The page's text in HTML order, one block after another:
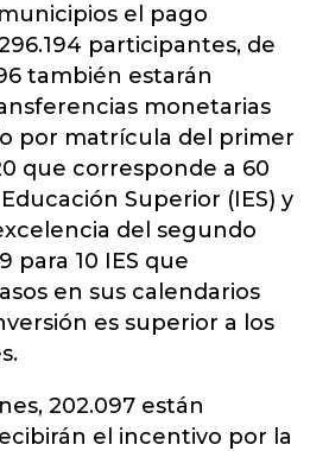
el pago
participantes, de
también estarán
monetarias
por matrícula del primer
que corresponde a 60
Superior (IES) y
del segundo
para 10 IES que
en sus calendarios
es superior a los
202.097 están
el incentivo por la